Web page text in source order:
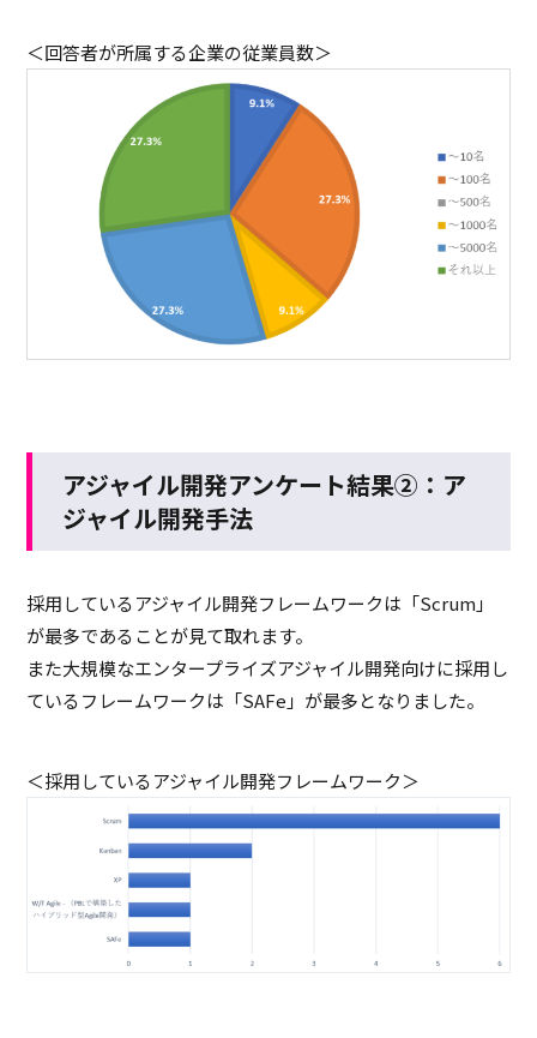
＜回答者が所属する企業の従業員数＞
アジャイル開発アンケート結果②：ア
ジャイル開発手法
採用しているアジャイル開発フレームワークは「Scrum」
が最多であることが見て取れます。
また大規模なエンタープライズアジャイル開発向けに採用し
ているフレームワークは「SAFe」が最多となりました。
＜採用しているアジャイル開発フレームワーク＞